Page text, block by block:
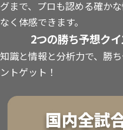
グまで、プロも認める確か
なく体感できます。
2つの勝ち予想ク
知識と情報と分析力で、勝
ントゲット！